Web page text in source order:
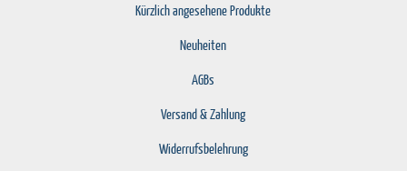
Kürzlich angesehene Produkte
Neuheiten
AGBs
Versand & Zahlung
Widerrufsbelehrung